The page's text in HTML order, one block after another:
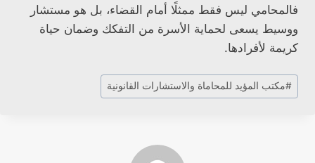
فالمحامي ليس فقط ممثلًا أمام القضاء، بل هو مستشار
ووسيط يسعى لحماية الأسرة من التفكك وضمان حياة
كريمة لأفرادها.
وسوم
المقال:
#مكتب المؤيد للمحاماة والاستشارات القانونية